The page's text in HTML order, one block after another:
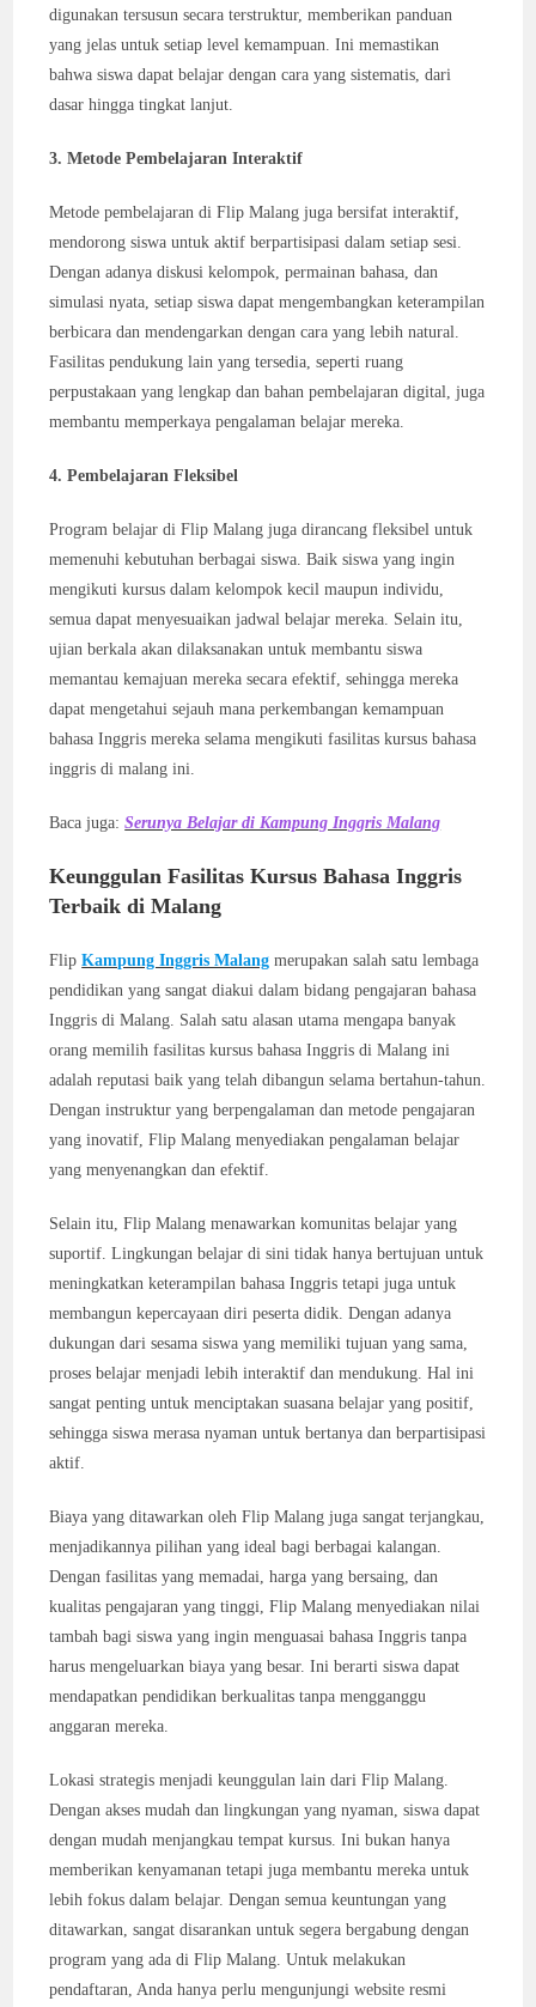
digunakan tersusun secara terstruktur, memberikan panduan
yang jelas untuk setiap level kemampuan. Ini memastikan
bahwa siswa dapat belajar dengan cara yang sistematis, dari
dasar hingga tingkat lanjut.
3. Metode Pembelajaran Interaktif
Metode pembelajaran di Flip Malang juga bersifat interaktif,
mendorong siswa untuk aktif berpartisipasi dalam setiap sesi.
Dengan adanya diskusi kelompok, permainan bahasa, dan
simulasi nyata, setiap siswa dapat mengembangkan keterampilan
berbicara dan mendengarkan dengan cara yang lebih natural.
Fasilitas pendukung lain yang tersedia, seperti ruang
perpustakaan yang lengkap dan bahan pembelajaran digital, juga
membantu memperkaya pengalaman belajar mereka.
4. Pembelajaran Fleksibel
Program belajar di Flip Malang juga dirancang fleksibel untuk
memenuhi kebutuhan berbagai siswa. Baik siswa yang ingin
mengikuti kursus dalam kelompok kecil maupun individu,
semua dapat menyesuaikan jadwal belajar mereka. Selain itu,
ujian berkala akan dilaksanakan untuk membantu siswa
memantau kemajuan mereka secara efektif, sehingga mereka
dapat mengetahui sejauh mana perkembangan kemampuan
bahasa Inggris mereka selama mengikuti fasilitas kursus bahasa
inggris di malang ini.
Baca juga:Serunya Belajar di Kampung Inggris Malang
Keunggulan Fasilitas Kursus Bahasa Inggris
Terbaik di Malang
FlipKampung Inggris Malang merupakan salah satu lembaga
pendidikan yang sangat diakui dalam bidang pengajaran bahasa
Inggris di Malang. Salah satu alasan utama mengapa banyak
orang memilih fasilitas kursus bahasa Inggris di Malang ini
adalah reputasi baik yang telah dibangun selama bertahun-tahun.
Dengan instruktur yang berpengalaman dan metode pengajaran
yang inovatif, Flip Malang menyediakan pengalaman belajar
yang menyenangkan dan efektif.
Selain itu, Flip Malang menawarkan komunitas belajar yang
suportif. Lingkungan belajar di sini tidak hanya bertujuan untuk
meningkatkan keterampilan bahasa Inggris tetapi juga untuk
membangun kepercayaan diri peserta didik. Dengan adanya
dukungan dari sesama siswa yang memiliki tujuan yang sama,
proses belajar menjadi lebih interaktif dan mendukung. Hal ini
sangat penting untuk menciptakan suasana belajar yang positif,
sehingga siswa merasa nyaman untuk bertanya dan berpartisipasi
aktif.
Biaya yang ditawarkan oleh Flip Malang juga sangat terjangkau,
menjadikannya pilihan yang ideal bagi berbagai kalangan.
Dengan fasilitas yang memadai, harga yang bersaing, dan
kualitas pengajaran yang tinggi, Flip Malang menyediakan nilai
tambah bagi siswa yang ingin menguasai bahasa Inggris tanpa
harus mengeluarkan biaya yang besar. Ini berarti siswa dapat
mendapatkan pendidikan berkualitas tanpa mengganggu
anggaran mereka.
Lokasi strategis menjadi keunggulan lain dari Flip Malang.
Dengan akses mudah dan lingkungan yang nyaman, siswa dapat
dengan mudah menjangkau tempat kursus. Ini bukan hanya
memberikan kenyamanan tetapi juga membantu mereka untuk
lebih fokus dalam belajar. Dengan semua keuntungan yang
ditawarkan, sangat disarankan untuk segera bergabung dengan
program yang ada di Flip Malang. Untuk melakukan
pendaftaran, Anda hanya perlu mengunjungi website resmi